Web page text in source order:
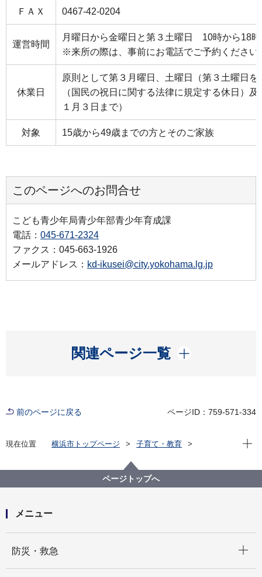
ＦＡＸ 0467-42-0204
運営時間
月曜日から金曜日と第３土曜日 10時から18時
※来所の際は、事前にお電話でご予約ください
休業日
原則として第３月曜日、土曜日（第３土曜日
（国民の祝日に関する法律に規定する休日）
１月３日まで）
対象 15歳から49歳までの方とそのご家族
このページへのお問合せ
こども青少年局青少年部青少年育成課
電話： 045-671-2324
ファクス：045-663-1926
メールアドレス： kd-ikusei@city.yokohama.lg.jp
関連ページ一覧
開く
前のページに戻る ページID：759-571-334
現在位置 横浜市トップページ
子育て・教育
若者サポートステーション
地域若者サポートステーション
現在
ページトップへ
メニュー
防災・救急